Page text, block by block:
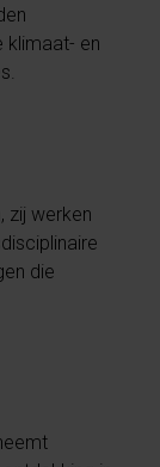
klimaat- en
zij werken
die